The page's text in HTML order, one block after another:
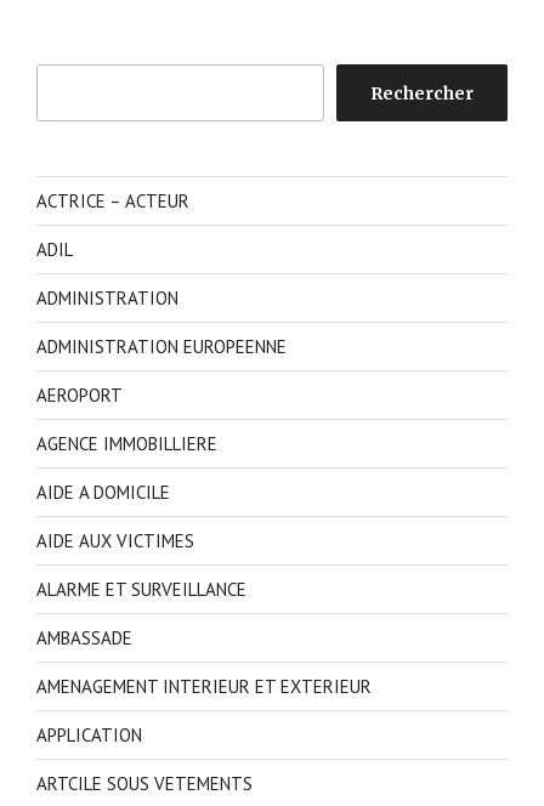
Rechercher
ACTRICE – ACTEUR
ADIL
ADMINISTRATION
ADMINISTRATION EUROPEENNE
AEROPORT
AGENCE IMMOBILLIERE
AIDE A DOMICILE
AIDE AUX VICTIMES
ALARME ET SURVEILLANCE
AMBASSADE
AMENAGEMENT INTERIEUR ET EXTERIEUR
APPLICATION
ARTCILE SOUS VETEMENTS